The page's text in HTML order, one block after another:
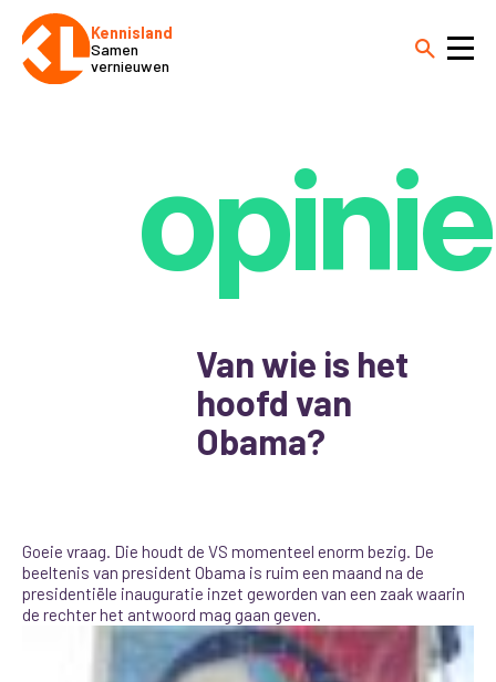
Kennisland
Samen
vernieuwen
opinie
Van wie is het
hoofd van
Obama?
Goeie vraag. Die houdt de VS momenteel enorm bezig. De
beeltenis van president Obama is ruim een maand na de
presidentiële inauguratie inzet geworden van een zaak waarin
de rechter het antwoord mag gaan geven.